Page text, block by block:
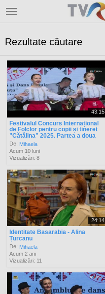
Rezultate căutare
Sortaţi după:
43:15
Festivalul Concurs Internațional
de Folclor pentru copii și tineret
”Cătălina” 2025. Partea a doua
De: Mihaela
Acum 10 luni
Vizualizări: 8
24:14
Identitate Basarabia - Alina
Țurcanu
De: Mihaela
Acum 2 ani
Vizualizări: 11